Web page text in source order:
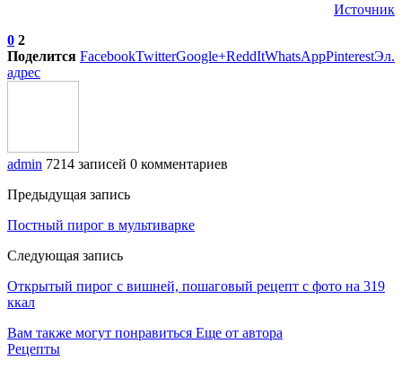
Источник
0 2
Поделится FacebookTwitterGoogle+ReddItWhatsAppPinterestЭл.
адрес
admin 7214 записей 0 комментариев
Предыдущая запись
Постный пирог в мультиварке
Следующая запись
Открытый пирог с вишней, пошаговый рецепт с фото на 319
ккал
Вам также могут понравиться Еще от автора
Рецепты